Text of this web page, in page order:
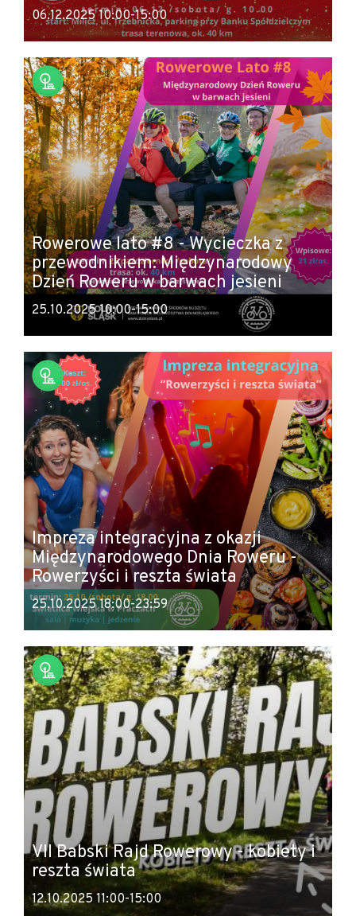
06.12.2025 10:00-15:00
Rowerowe lato #8 - Wycieczka z
przewodnikiem: Międzynarodowy
Dzień Roweru w barwach jesieni
25.10.2025 10:00-15:00
Impreza integracyjna z okazji
Międzynarodowego Dnia Roweru -
Rowerzyści i reszta świata
25.10.2025 18:00-23:59
VII Babski Rajd Rowerowy - kobiety i
reszta świata
12.10.2025 11:00-15:00